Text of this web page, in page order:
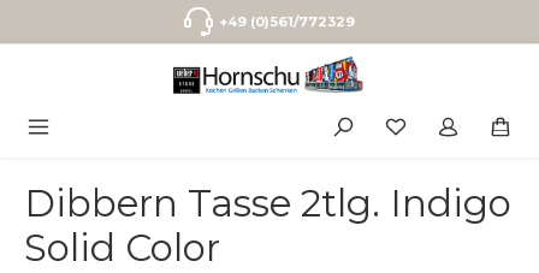
Zum Hauptinhalt springen+49 (0)561/772329
Dibbern Tasse 2tlg. Indigo
Solid Color